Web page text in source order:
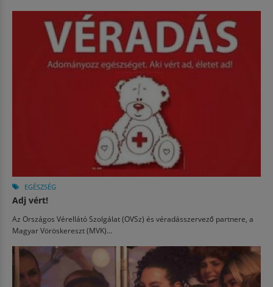
EGÉSZSÉG
Adj vért!
Az Országos Vérellátó Szolgálat (OVSz) és véradásszervező partnere, a
Magyar Vöröskereszt (MVK)...